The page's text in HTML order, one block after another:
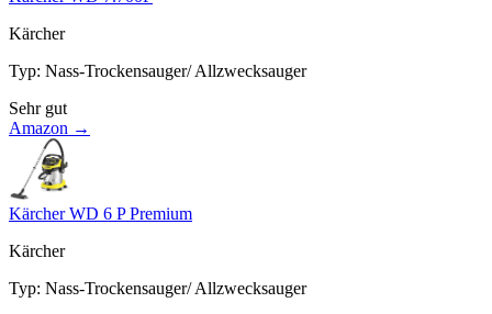
Kärcher
Typ: Nass-Trockensauger/ Allzwecksauger
Sehr gut
Amazon →
Kärcher WD 6 P Premium
Kärcher
Typ: Nass-Trockensauger/ Allzwecksauger